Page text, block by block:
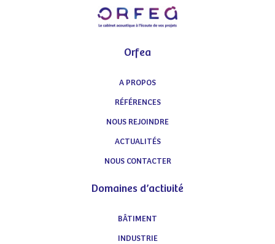
Orfea
A PROPOS
RÉFÉRENCES
NOUS REJOINDRE
ACTUALITÉS
NOUS CONTACTER
Domaines d’activité
BÂTIMENT
INDUSTRIE